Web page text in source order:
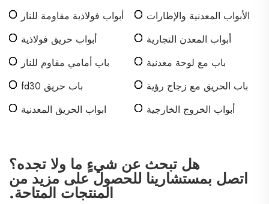
الأبواب المعدنية والإطارات
أبواب فولاذية مقاومة للنار
أبواب المعدن التجارية
أبواب حريق فولاذية
باب مع لوحة معدنية
باب أمامي مقاوم للنار
باب الحريق مع زجاج رؤية
باب حريق fd30
أبواب الخروج الخارجية
ابواب الحريق المعدنية
هل تبحث عن شيءٍ ما ولا تجده؟
اتصل بمستشارينا للحصول على مزيد من
المنتجات المتاحة.